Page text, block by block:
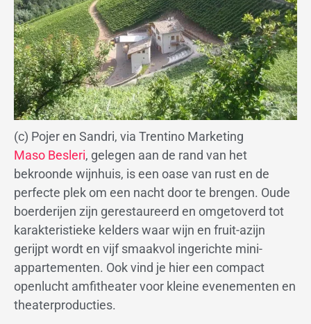
(c) Pojer en Sandri, via Trentino Marketing
Maso Besleri, gelegen aan de rand van het
bekroonde wijnhuis, is een oase van rust en de
perfecte plek om een nacht door te brengen. Oude
boerderijen zijn gerestaureerd en omgetoverd tot
karakteristieke kelders waar wijn en fruit-azijn
gerijpt wordt en vijf smaakvol ingerichte mini-
appartementen. Ook vind je hier een compact
openlucht amfitheater voor kleine evenementen en
theaterproducties.